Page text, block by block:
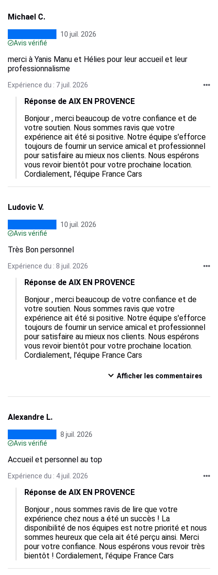
Michael C.
10 juil. 2026
Avis vérifié
merci à Yanis Manu et Hélies pour leur accueil et leur
professionnalisme
Expérience du : 7 juil. 2026
Réponse de AIX EN PROVENCE
Bonjour , merci beaucoup de votre confiance et de
votre soutien. Nous sommes ravis que votre
expérience ait été si positive. Notre équipe s'efforce
toujours de fournir un service amical et professionnel
pour satisfaire au mieux nos clients. Nous espérons
vous revoir bientôt pour votre prochaine location.
Cordialement, l'équipe France Cars
Ludovic V.
10 juil. 2026
Avis vérifié
Très Bon personnel
Expérience du : 8 juil. 2026
Réponse de AIX EN PROVENCE
Bonjour , merci beaucoup de votre confiance et de
votre soutien. Nous sommes ravis que votre
expérience ait été si positive. Notre équipe s'efforce
toujours de fournir un service amical et professionnel
pour satisfaire au mieux nos clients. Nous espérons
vous revoir bientôt pour votre prochaine location.
Cordialement, l'équipe France Cars
Afficher les commentaires
Alexandre L.
8 juil. 2026
Avis vérifié
Accueil et personnel au top
Expérience du : 4 juil. 2026
Réponse de AIX EN PROVENCE
Bonjour , nous sommes ravis de lire que votre
expérience chez nous a été un succès ! La
disponibilité de nos équipes est notre priorité et nous
sommes heureux que cela ait été perçu ainsi. Merci
pour votre confiance. Nous espérons vous revoir très
bientôt ! Cordialement, l'équipe France Cars